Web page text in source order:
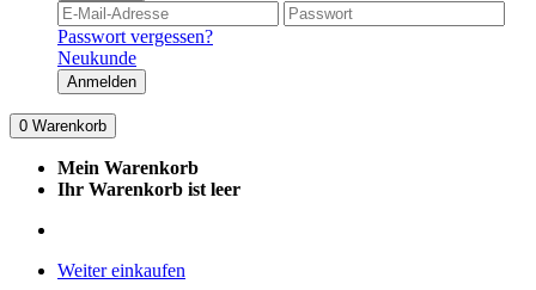
Passwort vergessen?
Neukunde
Anmelden
0 Warenkorb
Mein Warenkorb
Ihr Warenkorb ist leer
Weiter einkaufen